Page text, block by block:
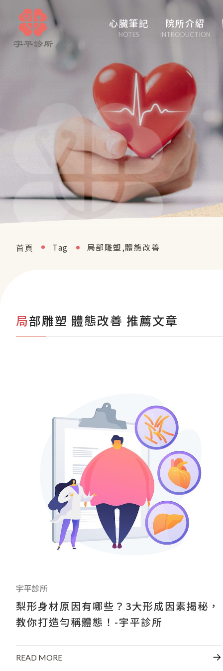
心臟筆記
NOTES
心臟管家
醫學博采
白塔隨筆
心事性事
輕盈人生
口吃大醫生
院所介紹
INTRODUCTION
首頁 Tag 局部雕塑,體態改善
局部雕塑 體態改善 推薦文章
宇平診所
梨形身材原因有哪些？3大形成因素揭秘，
教你打造勻稱體態！-宇平診所
READ MORE